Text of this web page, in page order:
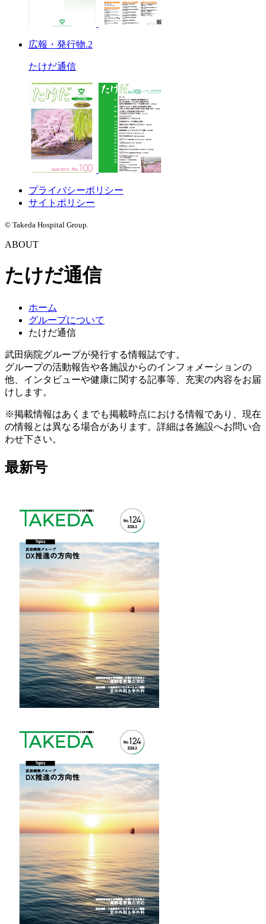
広報・発行物.2
たけだ通信
プライバシーポリシー
サイトポリシー
© Takeda Hospital Group.
ABOUT
たけだ通信
ホーム
グループについて
たけだ通信
武田病院グループが発行する情報誌です。
グループの活動報告や各施設からのインフォメーションの
他、インタビューや健康に関する記事等、充実の内容をお届
けします。
※掲載情報はあくまでも掲載時点における情報であり、現在
の情報とは異なる場合があります。詳細は各施設へお問い合
わせ下さい。
最新号